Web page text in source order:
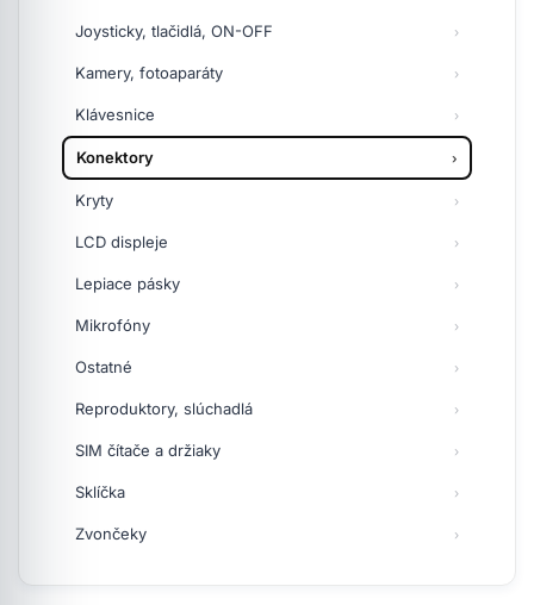
Joysticky, tlačidlá, ON-OFF
Kamery, fotoaparáty
Klávesnice
Konektory
Kryty
LCD displeje
Lepiace pásky
Mikrofóny
Ostatné
Reproduktory, slúchadlá
SIM čítače a držiaky
Sklíčka
Zvončeky